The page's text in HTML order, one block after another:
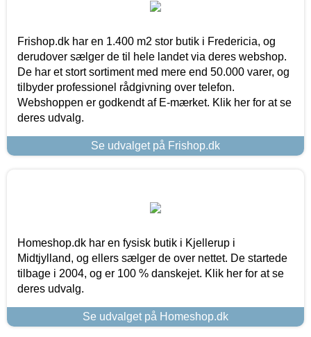
Frishop.dk har en 1.400 m2 stor butik i Fredericia, og
derudover sælger de til hele landet via deres webshop.
De har et stort sortiment med mere end 50.000 varer, og
tilbyder professionel rådgivning over telefon.
Webshoppen er godkendt af E-mærket. Klik her for at se
deres udvalg.
Se udvalget på Frishop.dk
Homeshop.dk har en fysisk butik i Kjellerup i
Midtjylland, og ellers sælger de over nettet. De startede
tilbage i 2004, og er 100 % danskejet. Klik her for at se
deres udvalg.
Se udvalget på Homeshop.dk